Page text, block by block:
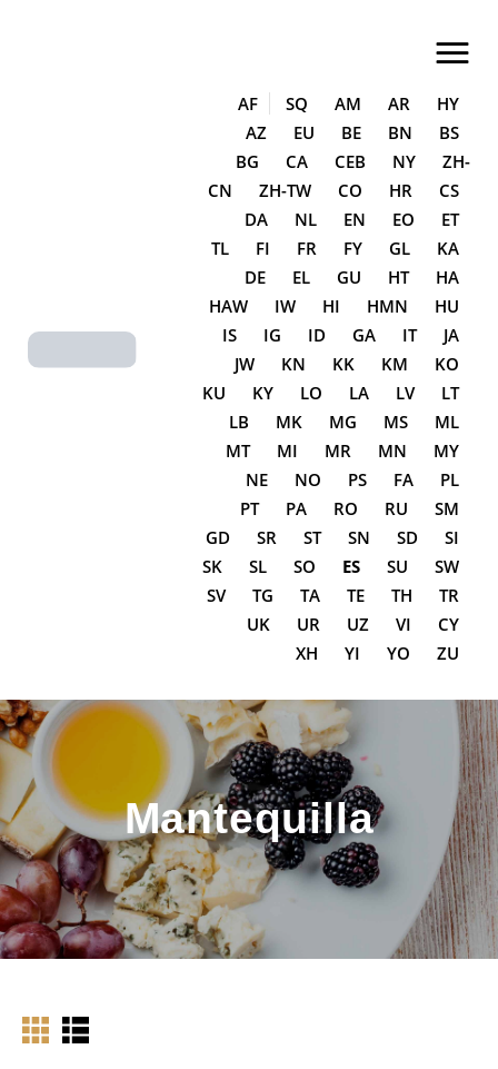
AF SQ AM AR
HY
AZ
EU BE BN
BS
BG
CA CEB NY
ZH-
CN
ZH-TW CO HR
CS
DA
NL EN EO
ET
TL
FI FR FY GL
KA
DE
EL GU HT
HA
HAW
IW HI HMN
HU
IS
IG ID GA IT
JA
JW
KN KK KM
KO
KU
KY LO LA LV
LT
LB
MK MG MS
ML
MT
MI MR MN
MY
NE
NO PS FA
PL
PT
PA RO RU
SM
GD
SR ST SN SD
SI
SK
SL SO ES SU
SW
SV
TG TA TE TH
TR
UK
UR UZ VI
CY
XH
YI YO ZU
LA CASA DEL QUESO EN SORIA
Sobre Nosotros
Blog/Eventos
Contacto
Otras Secciones
Mantequilla